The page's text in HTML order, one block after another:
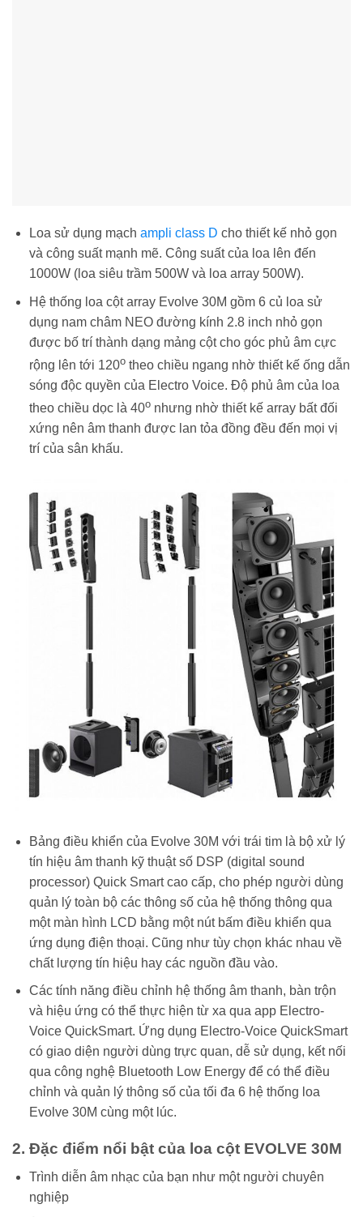
Loa sử dụng mạch ampli class D cho thiết kế nhỏ gọn
và công suất mạnh mẽ. Công suất của loa lên đến
1000W (loa siêu trầm 500W và loa array 500W).
Hệ thống loa cột array Evolve 30M gồm 6 củ loa sử
dụng nam châm NEO đường kính 2.8 inch nhỏ gọn
được bố trí thành dạng mảng cột cho góc phủ âm cực
rộng lên tới 120otheo chiều ngang nhờ thiết kế ống dẫn
sóng độc quyền của Electro Voice. Độ phủ âm của loa
theo chiều dọc là 40onhưng nhờ thiết kế array bất đối
xứng nên âm thanh được lan tỏa đồng đều đến mọi vị
trí của sân khấu.
Bảng điều khiển của Evolve 30M với trái tim là bộ xử lý
tín hiệu âm thanh kỹ thuật số DSP (digital sound
processor) Quick Smart cao cấp, cho phép người dùng
quản lý toàn bộ các thông số của hệ thống thông qua
một màn hình LCD bằng một nút bấm điều khiển qua
ứng dụng điện thoại. Cũng như tùy chọn khác nhau về
chất lượng tín hiệu hay các nguồn đầu vào.
Các tính năng điều chỉnh hệ thống âm thanh, bàn trộn
và hiệu ứng có thể thực hiện từ xa qua app Electro-
Voice QuickSmart. Ứng dụng Electro-Voice QuickSmart
có giao diện người dùng trực quan, dễ sử dụng, kết nối
qua công nghệ Bluetooth Low Energy để có thể điều
chỉnh và quản lý thông số của tối đa 6 hệ thống loa
Evolve 30M cùng một lúc.
2. Đặc điểm nổi bật của loa cột EVOLVE 30M
Trình diễn âm nhạc của bạn như một người chuyên
nghiệp